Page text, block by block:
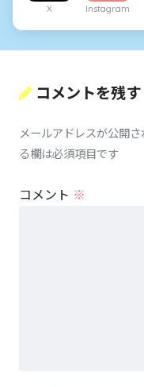
X Instagram
コメントを残す
メールアドレスが公開さ
る欄は必須項目です
コメント ※